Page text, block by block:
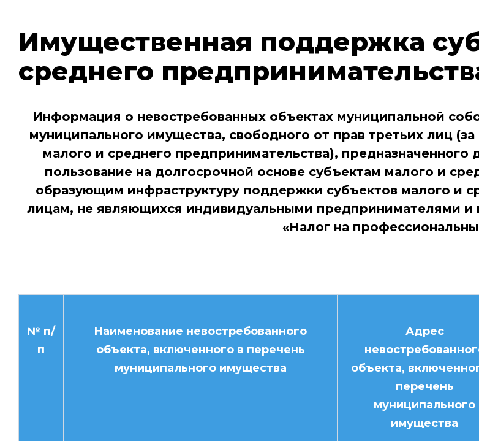
Имущественная поддержка
среднего
Информация о невостребованных объектах муниципальной
муниципального имущества, свободного от прав третьих лиц
малого и среднего предпринимательства),
пользование на долгосрочной основе субъектам малого и
образующим инфраструктуру поддержки субъектов малого и
лицам, не являющихся индивидуальными предпринимателями
«Налог на
№ п/
п
Наименование невостребованного
объекта, включенного в перечень
муниципального имущества
Адрес
объекта,
перечень
муниципального
имущества